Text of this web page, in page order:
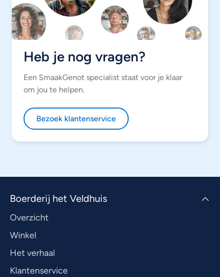
Heb je nog vragen?
Een SmaakGenot specialist staat voor je klaar
om jou te helpen.
Bezoek klantenservice
Boerderij het Veldhuis
Overzicht
Winkel
Het verhaal
Klantenservice